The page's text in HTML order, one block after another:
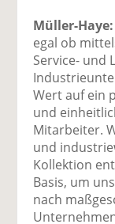
Müller-Haye:
egal ob
Service- und
Wert auf ein
und
Mitarbeiter.
und
Kollektion
Basis, um
nach